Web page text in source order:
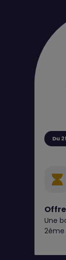
aussi
Du
Une
2ème